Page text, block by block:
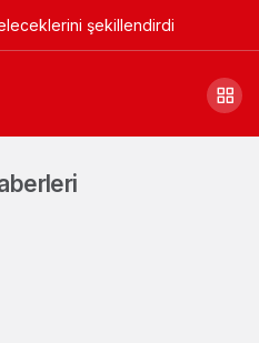
şekillendirdi